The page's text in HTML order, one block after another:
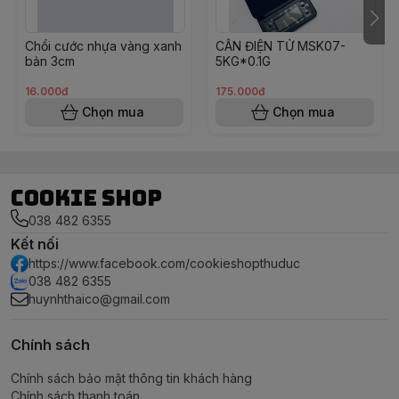
Chổi cước nhựa vàng xanh
bản 3cm
16.000đ
Chọn mua
CÂN ĐIỆN TỬ MSK07-
5KG*0.1G
175.000đ
Chọn mua
Cookie Shop
038 482 6355
Kết nối
https://www.facebook.com/cookieshopthuduc
038 482 6355
huynhthaico@gmail.com
Chính sách
Chính sách bảo mật thông tin khách hàng
Chính sách thanh toán